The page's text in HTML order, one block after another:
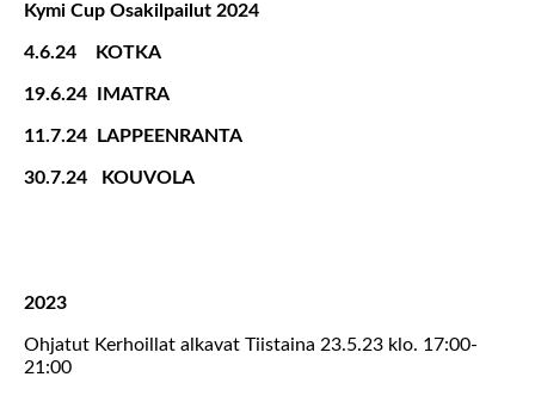
Kymi Cup Osakilpailut 2024
4.6.24 KOTKA
19.6.24 IMATRA
11.7.24 LAPPEENRANTA
30.7.24 KOUVOLA
2023
Ohjatut Kerhoillat alkavat Tiistaina 23.5.23 klo. 17:00-
21:00